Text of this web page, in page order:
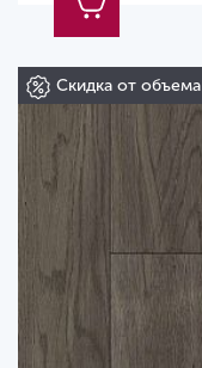
Скидка от объема